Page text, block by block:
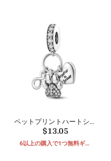
ペットプリントハートシェ
イプチャーム
$13.05
6以上の購入で1つ無料ギフ